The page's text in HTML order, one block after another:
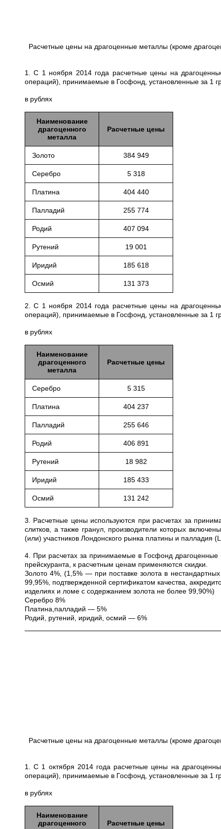
Расчетные цены на драгоценные металлы (кроме
1. С 1 ноября 2014 года расчетные цены на
операций), принимаемые в Госфонд, установленные за 1
в рублях
Наименование
драгоценного
металла
Расчетные цены
Золото 384 949
Серебро 5 318
Платина 404 440
Палладий 255 774
Родий 407 094
Рутений 19 001
Иридий 185 618
Осмий 131 373
2. С 1 ноября 2014 года расчетные цены на
операций), принимаемые в Госфонд, установленные за 1
в рублях
Наименование
драгоценного
металла
Расчетные цены
Серебро 5 315
Платина 404 237
Палладий 255 646
Родий 406 891
Рутений 18 982
Иридий 185 433
Осмий 131 242
3. Расчетные цены используются при расчетах за
слитков, а также гранул, производители которых
(или) участников Лондонского рынка платины и палладия
4. При расчетах за принимаемые в Госфонд драгоценные
прейскуранта, к расчетным ценам применяются скидки.
Золото 4%, (1,5% — при поставке золота в
99,95%, подтвержденной сертификатом качества,
изделиях и ломе с содержанием золота не более 99,90%)
Серебро 8%
Платина,палладий — 5%
Родий, рутений, иридий, осмий — 6%
Расчетные цены на драгоценные металлы (кроме
1. С 1 октября 2014 года расчетные цены на
операций), принимаемые в Госфонд, установленные за 1
в рублях
Наименование
драгоценного
Расчетные цены